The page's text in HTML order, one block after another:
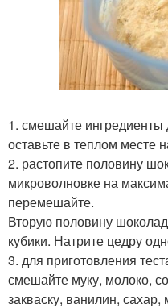
1. смешайте ингредиенты
оставьте в теплом месте
2. растопите половину
микроволновке на
перемешайте.
Вторую половину
кубики. Натрите цедру
3. для приготовления
смешайте муку, молоко,
закваску, ванилин,